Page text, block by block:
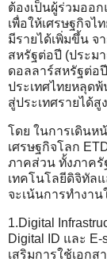
ต้องเป็นผู้ร่วมออ
เพื่อให้เศรษฐกิจ
มีรายได้เพิ่มขึ้น จ
สหรัฐต่อปี (ประม
ดอลลาร์สหรัฐต่อ
ประเทศไทยหลุด
สู่ประเทศรายได้สู
โดย ในการเดินห
เศรษฐกิจโลก
ภาคส่วน ทั้งภาครั
เทคโนโลยีดิจิทัล
จะเน้นการทำงา
1.Digital
Digital ID และ
เสริมการใช้เอกส